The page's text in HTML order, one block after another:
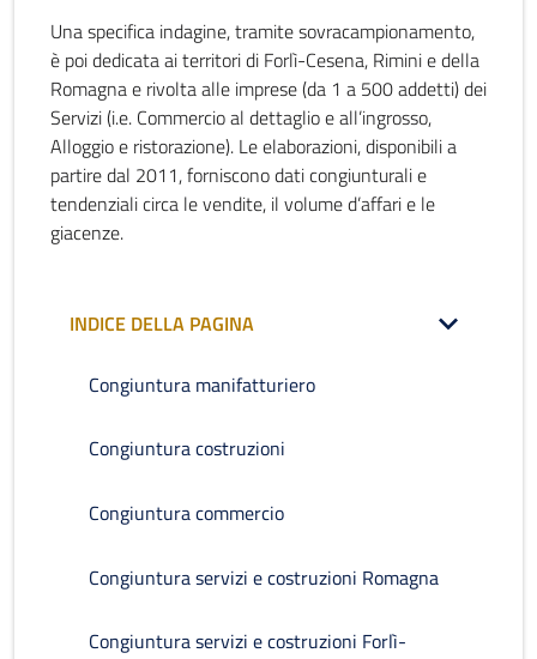
Una specifica indagine, tramite sovracampionamento,
è poi dedicata ai territori di Forlì-Cesena, Rimini e della
Romagna e rivolta alle imprese (da 1 a 500 addetti) dei
Servizi (i.e. Commercio al dettaglio e all’ingrosso,
Alloggio e ristorazione). Le elaborazioni, disponibili a
partire dal 2011, forniscono dati congiunturali e
tendenziali circa le vendite, il volume d’affari e le
giacenze.
INDICE DELLA PAGINA
Congiuntura manifatturiero
Congiuntura costruzioni
Congiuntura commercio
Congiuntura servizi e costruzioni Romagna
Congiuntura servizi e costruzioni Forlì-